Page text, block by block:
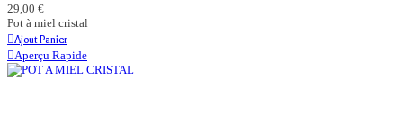
29,00 €
Pot à miel cristal
Ajout Panier
Aperçu Rapide